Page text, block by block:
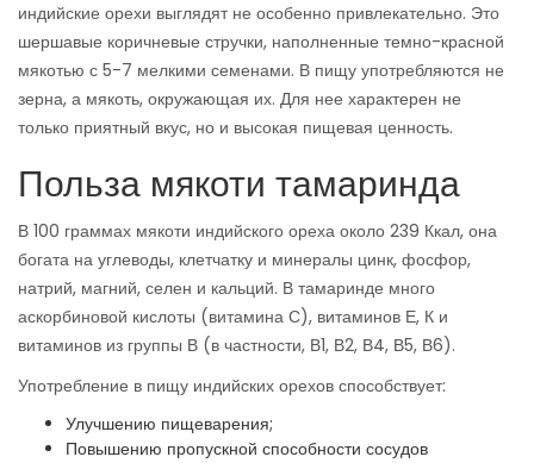
индийские орехи выглядят не особенно привлекательно. Это
шершавые коричневые стручки, наполненные темно-красной
мякотью с 5-7 мелкими семенами. В пищу употребляются не
зерна, а мякоть, окружающая их. Для нее характерен не
только приятный вкус, но и высокая пищевая ценность.
Польза мякоти тамаринда
В 100 граммах мякоти индийского ореха около 239 Ккал, она
богата на углеводы, клетчатку и минералы цинк, фосфор,
натрий, магний, селен и кальций. В тамаринде много
аскорбиновой кислоты (витамина С), витаминов Е, К и
витаминов из группы В (в частности, В1, В2, В4, В5, В6).
Употребление в пищу индийских орехов способствует:
Улучшению пищеварения;
Повышению пропускной способности сосудов